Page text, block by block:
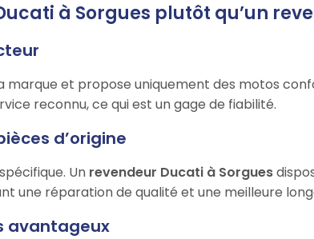
à Sorgues plutôt qu’un
marque et propose uniquement des motos
reconnu, ce qui est un gage de fiabilité.
d’origine
Un revendeur Ducati à Sorgues
une réparation de qualité et une meilleure
avantageux